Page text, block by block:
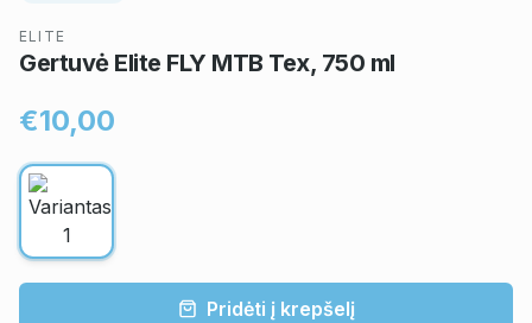
ELITE
Gertuvė Elite FLY MTB Tex, 750 ml
€10,00
Pridėti į krepšelį